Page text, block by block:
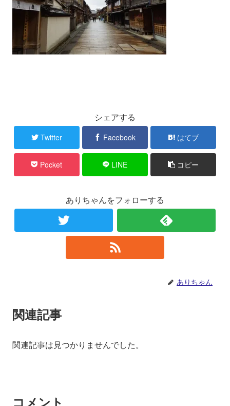
シェアする
Twitter Facebook はてブ
Pocket LINE コピー
ありちゃんをフォローする
ありちゃん
関連記事
関連記事は見つかりませんでした。
コメント